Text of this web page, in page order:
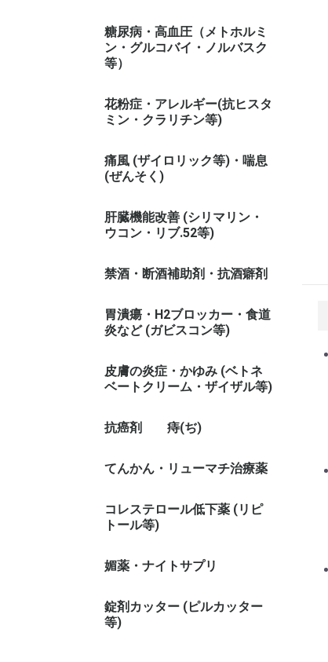
糖尿病・高血圧（メトホルミ
ン・グルコバイ・ノルバスク
等）
花粉症・アレルギー(抗ヒスタ
ミン・クラリチン等)
痛風 (ザイロリック等)・喘息
(ぜんそく)
肝臓機能改善 (シリマリン・
ウコン・リブ.52等)
禁酒・断酒補助剤・抗酒癖剤
胃潰瘍・H2ブロッカー・食道
炎など (ガビスコン等)
皮膚の炎症・かゆみ (ベトネ
ベートクリーム・ザイザル等)
抗癌剤 痔(ぢ)
てんかん・リューマチ治療薬
コレステロール低下薬 (リピ
トール等)
媚薬・ナイトサプリ
錠剤カッター (ピルカッター
等)